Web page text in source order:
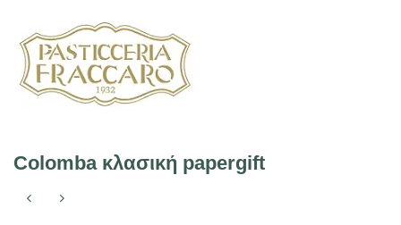
Colomba κλασική papergift